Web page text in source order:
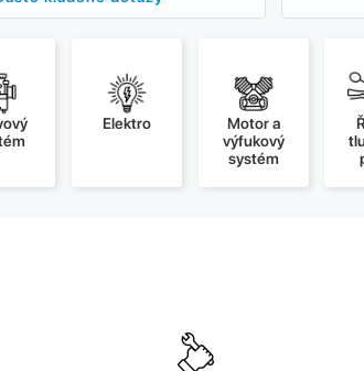
Elektro
Motor a
výfukový
systém